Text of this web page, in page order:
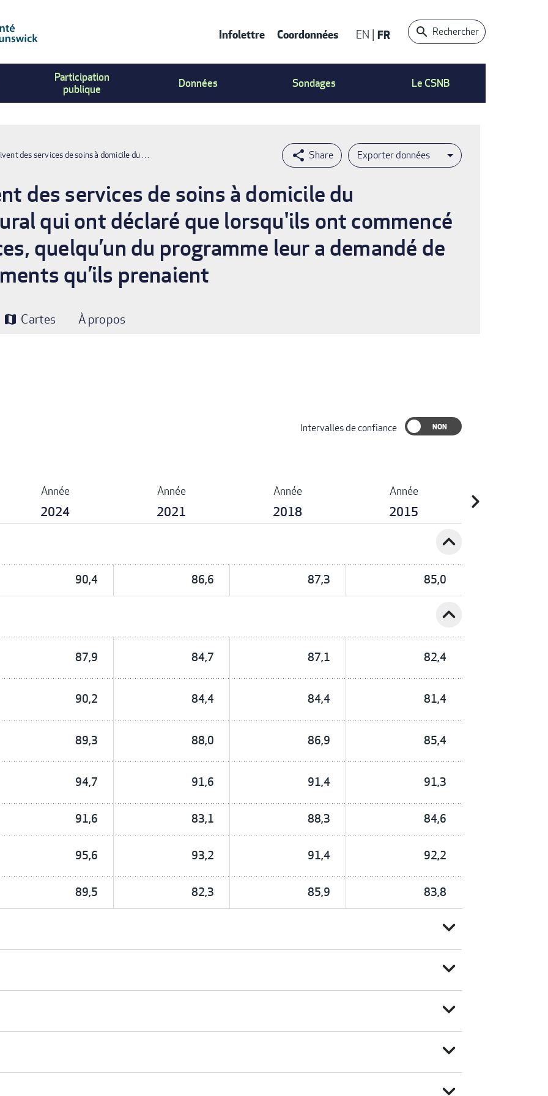
Contact
Menu
Infolettre Coordonnées EN FR Rechercher
Participation
publique
Données Sondages Le CSNB
Exporter données
des services de soins à domicile du …
des services de soins à domicile du
qui ont déclaré que lorsqu'ils ont commencé
quelqu’un du programme leur a demandé de
qu’ils prenaient
map Cartes À propos
Intervalles de confiance
Année
2024
Année
2021
Année
2018
Année
2015 chevron_right
expand_less
90,4 86,6 87,3 85,0
expand_less
87,9 84,7 87,1 82,4
90,2 84,4 84,4 81,4
89,3 88,0 86,9 85,4
94,7 91,6 91,4 91,3
91,6 83,1 88,3 84,6
95,6 93,2 91,4 92,2
89,5 82,3 85,9 83,8
expand_more
expand_more
expand_more
expand_more